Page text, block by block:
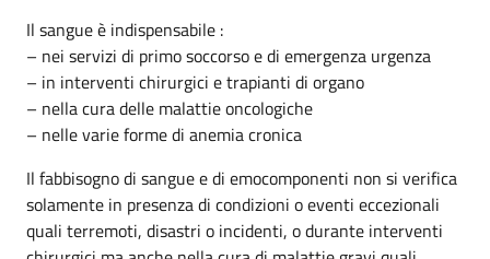
Il sangue è indispensabile :
– nei servizi di primo soccorso e di emergenza urgenza
– in interventi chirurgici e trapianti di organo
– nella cura delle malattie oncologiche
– nelle varie forme di anemia cronica
Il fabbisogno di sangue e di emocomponenti non si verifica
solamente in presenza di condizioni o eventi eccezionali
quali terremoti, disastri o incidenti, o durante interventi